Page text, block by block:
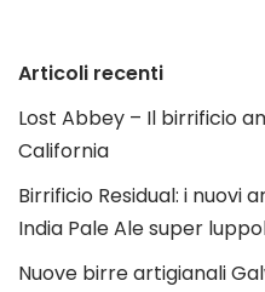
Articoli recenti
Lost Abbey – Il birrificio
California
Birrificio Residual: i nuovi
India Pale Ale super
Nuove birre artigianali